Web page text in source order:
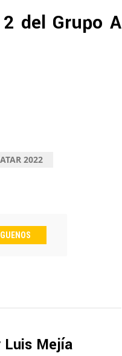
del Grupo A
2022
Luis Mejía